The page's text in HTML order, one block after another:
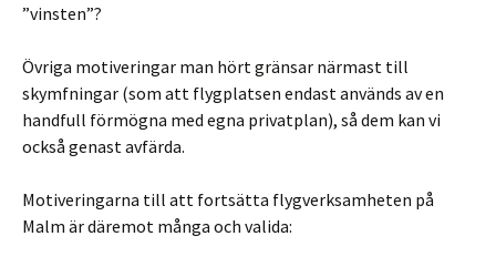
”vinsten”?
Övriga motiveringar man hört gränsar närmast till
skymfningar (som att flygplatsen endast används av en
handfull förmögna med egna privatplan), så dem kan vi
också genast avfärda.
Motiveringarna till att fortsätta flygverksamheten på
Malm är däremot många och valida: